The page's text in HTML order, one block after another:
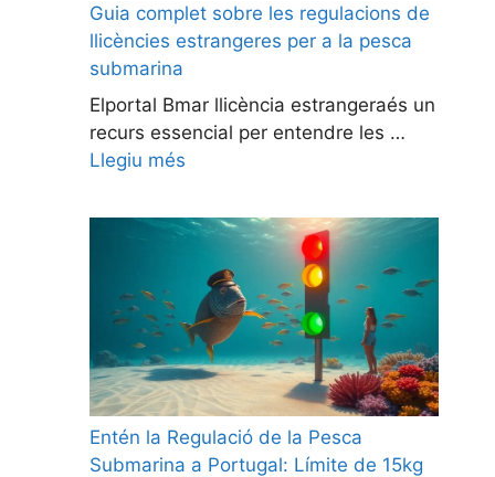
Guia complet sobre les regulacions de
llicències estrangeres per a la pesca
submarina
Elportal Bmar llicència estrangeraés un
recurs essencial per entendre les …
Llegiu més
Entén la Regulació de la Pesca
Submarina a Portugal: Límite de 15kg